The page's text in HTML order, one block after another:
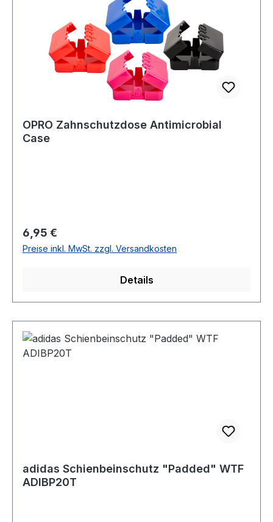
OPRO Zahnschutzdose Antimicrobial
Case
Regulärer Preis:
6,95 €
Preise inkl. MwSt. zzgl. Versandkosten
Details
adidas Schienbeinschutz "Padded" WTF
ADIBP20T